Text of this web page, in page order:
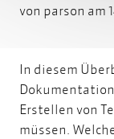
von parson am
In diesem
Erstellen von
müssen.